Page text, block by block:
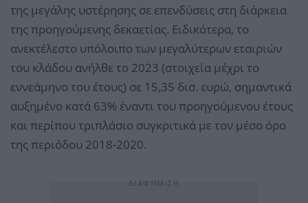
της μεγάλης υστέρησης σε επενδύσεις στη διάρκεια
της προηγούμενης δεκαετίας. Ειδικότερα, το
ανεκτέλεστο υπόλοιπο των μεγαλύτερων εταιριών
του κλάδου ανήλθε το 2023 (στοιχεία μέχρι το
εννεάμηνο του έτους) σε 15,35 δισ. ευρώ, σημαντικά
αυξημένο κατά 63% έναντι του προηγούμενου έτους
και περίπου τριπλάσιο συγκριτικά με τον μέσο όρο
της περιόδου 2018-2020.